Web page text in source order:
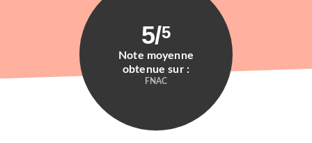
5/5
Note moyenne
obtenue sur :
FNAC